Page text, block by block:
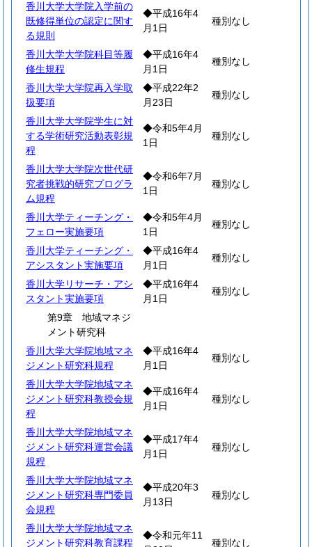
香川大学大学院入学前の
既修得単位の認定に関す
る規則
◆平成16年4
月1日
種別なし
香川大学大学院科目等履
修生規程
◆平成16年4
月1日
種別なし
香川大学大学院再入学取
扱要項
◆平成22年2
月23日
種別なし
香川大学大学院学生に対
する学術研究活動表彰規
程
◆令和5年4月
1日
種別なし
香川大学大学院次世代研
究者挑戦的研究プログラ
ム規程
◆令和6年7月
1日
種別なし
香川大学ティーチング・
フェロー実施要項
◆令和5年4月
1日
種別なし
香川大学ティーチング・
アシスタント実施要項
◆平成16年4
月1日
種別なし
香川大学リサーチ・アシ
スタント実施要項
◆平成16年4
月1日
種別なし
第9章 地域マネジ
メント研究科
香川大学大学院地域マネ
ジメント研究科規程
◆平成16年4
月1日
種別なし
香川大学大学院地域マネ
ジメント研究科教授会規
程
◆平成16年4
月1日
種別なし
香川大学大学院地域マネ
ジメント研究科運営会議
規程
◆平成17年4
月1日
種別なし
香川大学大学院地域マネ
ジメント研究科専門委員
会規程
◆平成20年3
月13日
種別なし
香川大学大学院地域マネ
ジメント研究科教育課程
◆令和元年11
種別なし